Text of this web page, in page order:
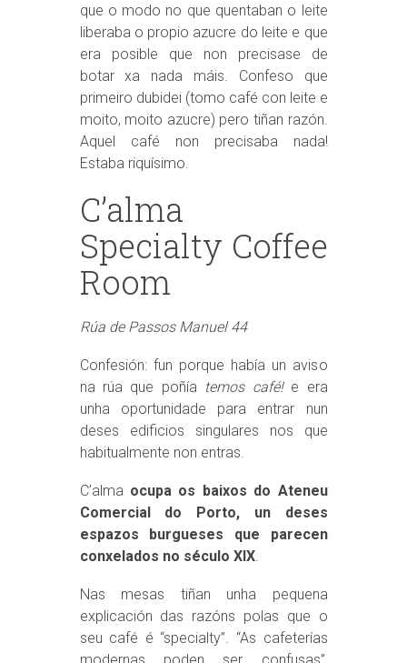
que o modo no que quentaban o leite
liberaba o propio azucre do leite e que
era posible que non precisase de
botar xa nada máis. Confeso que
primeiro dubidei (tomo café con leite e
moito, moito azucre) pero tiñan razón.
Aquel café non precisaba nada!
Estaba riquísimo.
C’alma
Specialty Coffee
Room
Rúa de Passos Manuel 44
Confesión: fun porque había un aviso
na rúa que poñía temos café!e era
unha oportunidade para entrar nun
deses edificios singulares nos que
habitualmente non entras.
C’alma ocupa os baixos do Ateneu
Comercial do Porto, un deses
espazos burgueses que parecen
conxelados no século XIX.
Nas mesas tiñan unha pequena
explicación das razóns polas que o
seu café é “specialty”. “As cafeterías